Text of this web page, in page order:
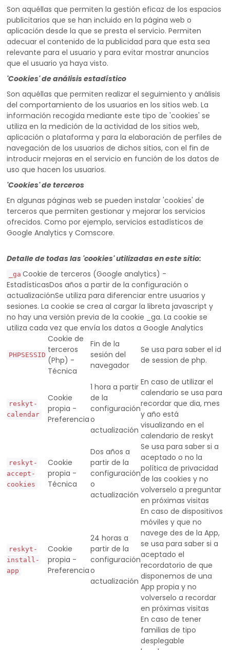
Son aquéllas que permiten la gestión eficaz de los espacios
publicitarios que se han incluido en la página web o
aplicación desde la que se presta el servicio. Permiten
adecuar el contenido de la publicidad para que esta sea
relevante para el usuario y para evitar mostrar anuncios
que el usuario ya haya visto.
'Cookies' de análisis estadístico
Son aquéllas que permiten realizar el seguimiento y análisis
del comportamiento de los usuarios en los sitios web. La
información recogida mediante este tipo de 'cookies' se
utiliza en la medición de la actividad de los sitios web,
aplicación o plataforma y para la elaboración de perfiles de
navegación de los usuarios de dichos sitios, con el fin de
introducir mejoras en el servicio en función de los datos de
uso que hacen los usuarios.
'Cookies' de terceros
En algunas páginas web se pueden instalar 'cookies' de
terceros que permiten gestionar y mejorar los servicios
ofrecidos. Como por ejemplo, servicios estadísticos de
Google Analytics y Comscore.
Detalle de todas las 'cookies' utilizadas en este sitio:
_ga Cookie de terceros (Google analytics) -
EstadísticasDos años a partir de la configuración o
actualizaciónSe utiliza para diferenciar entre usuarios y
sesiones. La cookie se crea al cargar la libreta javascript y
no hay una versión previa de la cookie _ga. La cookie se
utiliza cada vez que envía los datos a Google Analytics
PHPSESSID
Cookie de
terceros
(Php) -
Técnica
Fin de la
sesión del
navegador
Se usa para saber el id
de session de php.
reskyt-
calendar
Cookie
propia -
Preferencia
1 hora a partir
de la
configuración
o
actualización
En caso de utilizar el
calendario se usa para
recordar que dia, mes
y año está
visualizando en el
calendario de reskyt
reskyt-
accept-
cookies
Cookie
propia -
Técnica
Dos años a
partir de la
configuración
o
actualización
Se usa para saber si a
aceptado o no la
política de privacidad
de las cookies y no
volverselo a preguntar
en próximas visitas
reskyt-
install-
app
Cookie
propia -
Preferencia
24 horas a
partir de la
configuración
o
actualización
En caso de dispositivos
móviles y que no
navege des de la App,
se usa para saber si a
aceptado el
recordatorio de que
disponemos de una
App propia y no
volverselo a recordar
en próximas visitas
En caso de tener
familias de tipo
desplegable